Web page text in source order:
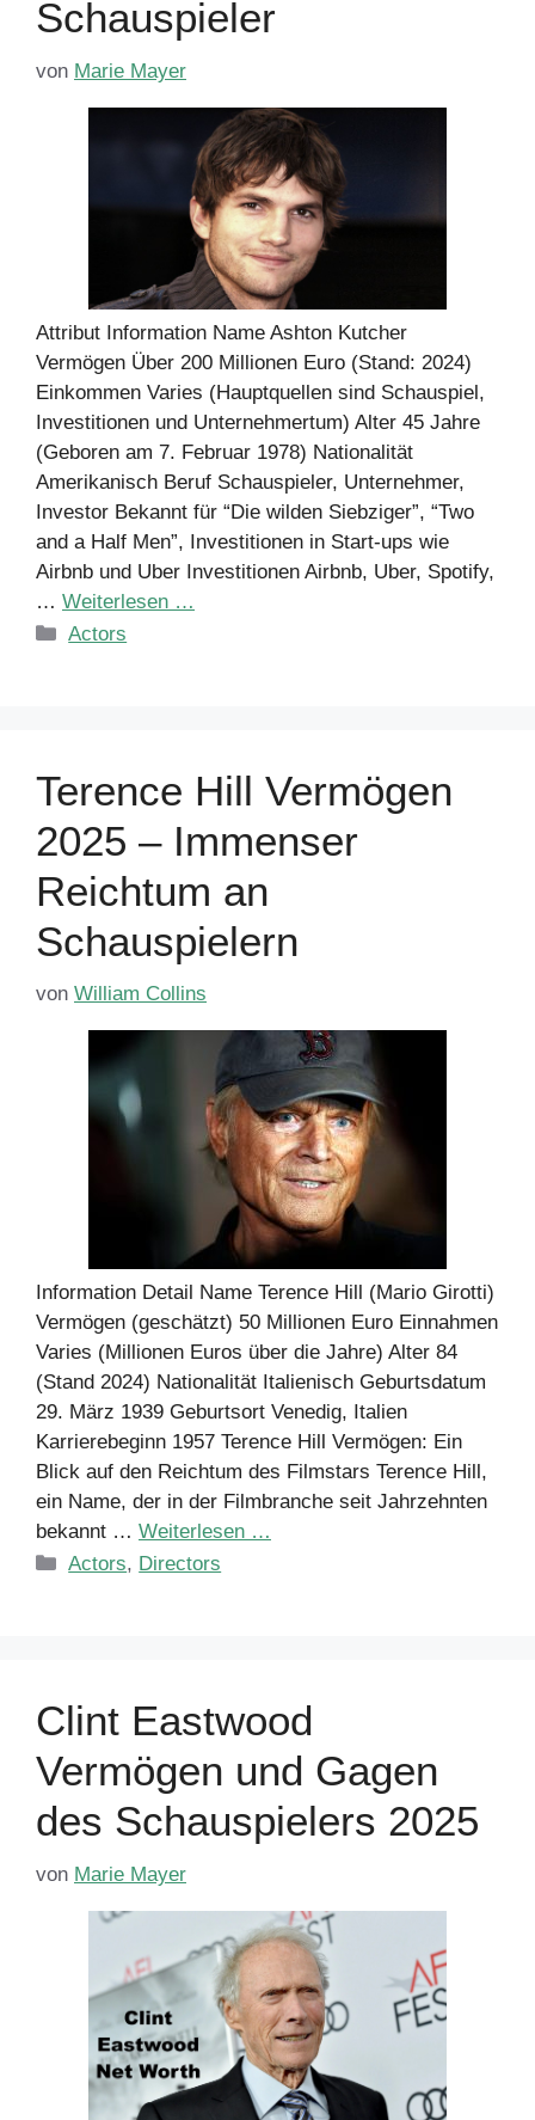
Schauspieler
von Marie Mayer
Attribut Information Name Ashton Kutcher
Vermögen Über 200 Millionen Euro (Stand: 2024)
Einkommen Varies (Hauptquellen sind Schauspiel,
Investitionen und Unternehmertum) Alter 45 Jahre
(Geboren am 7. Februar 1978) Nationalität
Amerikanisch Beruf Schauspieler, Unternehmer,
Investor Bekannt für “Die wilden Siebziger”, “Two
and a Half Men”, Investitionen in Start-ups wie
Airbnb und Uber Investitionen Airbnb, Uber, Spotify,
… Weiterlesen …
Kategorien
Actors
Terence Hill Vermögen
2025 – Immenser
Reichtum an
Schauspielern
von William Collins
Information Detail Name Terence Hill (Mario Girotti)
Vermögen (geschätzt) 50 Millionen Euro Einnahmen
Varies (Millionen Euros über die Jahre) Alter 84
(Stand 2024) Nationalität Italienisch Geburtsdatum
29. März 1939 Geburtsort Venedig, Italien
Karrierebeginn 1957 Terence Hill Vermögen: Ein
Blick auf den Reichtum des Filmstars Terence Hill,
ein Name, der in der Filmbranche seit Jahrzehnten
bekannt … Weiterlesen …
Kategorien
Actors, Directors
Clint Eastwood
Vermögen und Gagen
des Schauspielers 2025
von Marie Mayer